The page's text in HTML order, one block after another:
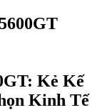
Kẻ Kế
Kinh Tế